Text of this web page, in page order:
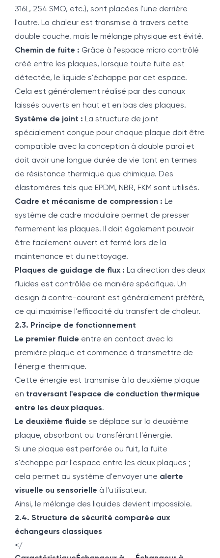
316L, 254 SMO, etc.), sont placées l'une derrière
l'autre. La chaleur est transmise à travers cette
double couche, mais le mélange physique est évité.
Chemin de fuite : Grâce à l'espace micro contrôlé
créé entre les plaques, lorsque toute fuite est
détectée, le liquide s'échappe par cet espace.
Cela est généralement réalisé par des canaux
laissés ouverts en haut et en bas des plaques.
Système de joint : La structure de joint
spécialement conçue pour chaque plaque doit être
compatible avec la conception à double paroi et
doit avoir une longue durée de vie tant en termes
de résistance thermique que chimique. Des
élastomères tels que EPDM, NBR, FKM sont utilisés.
Cadre et mécanisme de compression : Le
système de cadre modulaire permet de presser
fermement les plaques. Il doit également pouvoir
être facilement ouvert et fermé lors de la
maintenance et du nettoyage.
Plaques de guidage de flux : La direction des deux
fluides est contrôlée de manière spécifique. Un
design à contre-courant est généralement préféré,
ce qui maximise l'efficacité du transfert de chaleur.
2.3. Principe de fonctionnement
Le premier fluide entre en contact avec la
première plaque et commence à transmettre de
l'énergie thermique.
Cette énergie est transmise à la deuxième plaque
en traversant l'espace de conduction thermique
entre les deux plaques.
Le deuxième fluide se déplace sur la deuxième
plaque, absorbant ou transférant l'énergie.
Si une plaque est perforée ou fuit, la fuite
s'échappe par l'espace entre les deux plaques ;
cela permet au système d'envoyer une alerte
visuelle ou sensorielle à l'utilisateur.
Ainsi, le mélange des liquides devient impossible.
2.4. Structure de sécurité comparée aux
échangeurs classiques
</